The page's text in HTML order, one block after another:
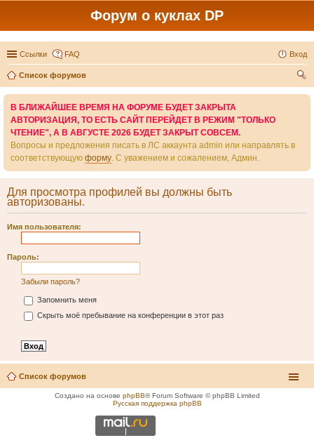
Форум о куклах DP
Ссылки FAQ Вход
Список форумов
В БЛИЖАЙШЕЕ ВРЕМЯ НА ФОРУМЕ БУДЕТ ЗАКРЫТА
АВТОРИЗАЦИЯ, ТО ЕСТЬ САЙТ ПЕРЕЙДЕТ В РЕЖИМ "ТОЛЬКО
ЧТЕНИЕ", А В АВГУСТЕ 2026 БУДЕТ ЗАКРЫТ СОВСЕМ.
Вопросы и предложения писать в ЛС аккаунта admin или направлять в
соответствующую форму. С уважением и сожалением, Админ.
Для просмотра профилей вы должны быть
авторизованы.
Имя пользователя:
Пароль:
Забыли пароль?
Запомнить меня
Скрыть моё пребывание на конференции в этот раз
Список форумов
Создано на основе phpBB® Forum Software © phpBB Limited
Русская поддержка phpBB